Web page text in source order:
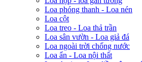
Loa phóng thanh - Loa nén
Loa cột
Loa treo - Loa thả trần
Loa sân vườn - Loa giả đá
Loa ngoài trời chống nước
Loa ẩn - Loa nội thất